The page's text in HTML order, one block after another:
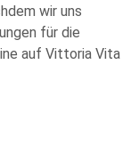
wir uns
für die
auf Vittoria Vita